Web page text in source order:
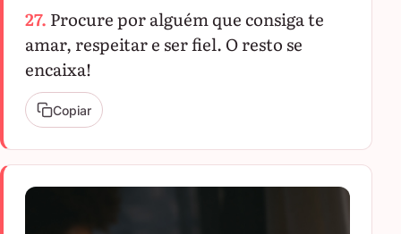
27. Procure por alguém que consiga te
amar, respeitar e ser fiel. O resto se
encaixa!
Copiar